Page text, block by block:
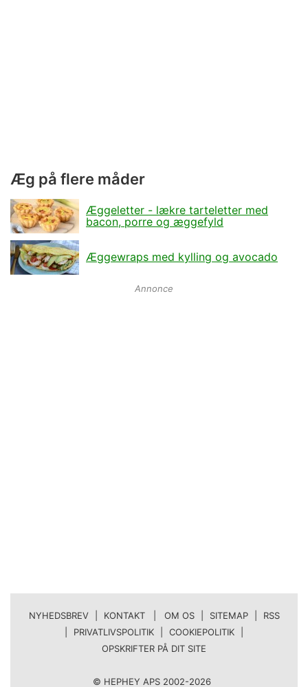
Æg på flere måder
Æggeletter - lækre tarteletter med
bacon, porre og æggefyld
Æggewraps med kylling og avocado
Annonce
NYHEDSBREV KONTAKT | OM OS SITEMAP
RSS
PRIVATLIVSPOLITIK COOKIEPOLITIK
OPSKRIFTER PÅ DIT SITE
© HEPHEY APS 2002-2026